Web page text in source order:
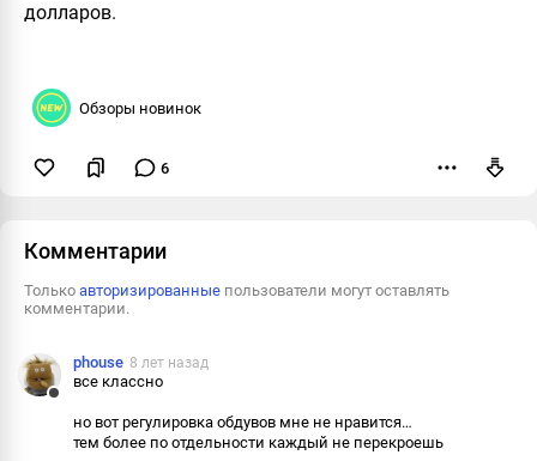
долларов.
Обзоры новинок
6
Комментарии
Только авторизированные пользователи могут оставлять
комментарии.
phouse 8 лет назад
все классно
но вот регулировка обдувов мне не нравится…
тем более по отдельности каждый не перекроешь
Пожаловаться